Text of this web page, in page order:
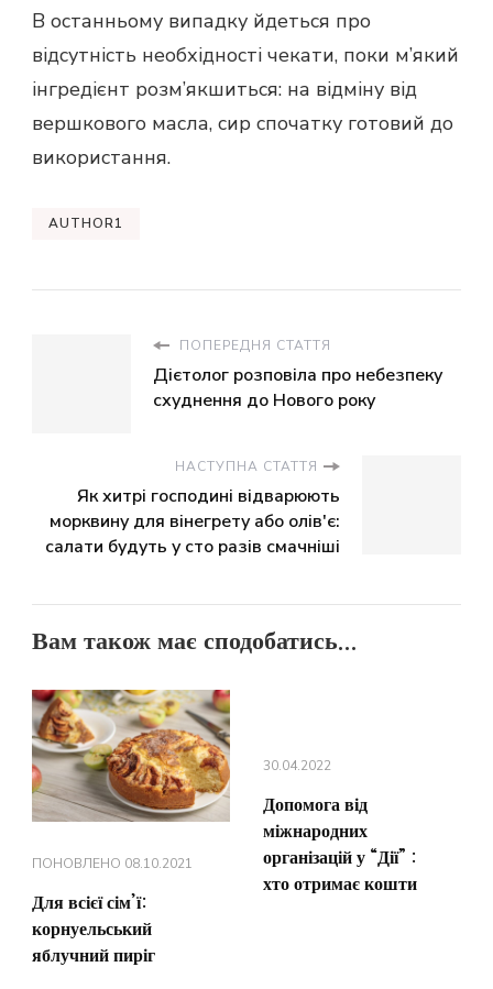
В останньому випадку йдеться про
відсутність необхідності чекати, поки м’який
інгредієнт розм’якшиться: на відміну від
вершкового масла, сир спочатку готовий до
використання.
AUTHOR1
ПОПЕРЕДНЯ СТАТТЯ
Дієтолог розповіла про небезпеку
схуднення до Нового року
НАСТУПНА СТАТТЯ
Як хитрі господині відварюють
морквину для вінегрету або олів'є:
салати будуть у сто разів смачніші
Вам також має сподобатись...
ПОНОВЛЕНО 08.10.2021
Для всієї сім’ї:
корнуельський
яблучний пиріг
30.04.2022
Допомога від
міжнародних
організацій у “Дії” :
хто отримає кошти